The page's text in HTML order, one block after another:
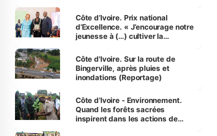
Côte d’Ivoire. Prix national
d’Excellence. « J’encourage notre
jeunesse à (…) cultiver la
(Alassane Ouattara
Côte d'Ivoire. Sur la route de
Bingerville, après pluies et
inondations (Reportage)
Côte d’Ivoire - Environnement.
Quand les forêts sacrées
inspirent dans les actions de